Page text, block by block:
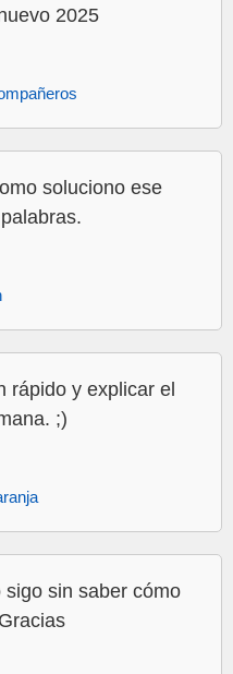
2025
soluciono ese
rápido y explicar el
;)
sin saber cómo